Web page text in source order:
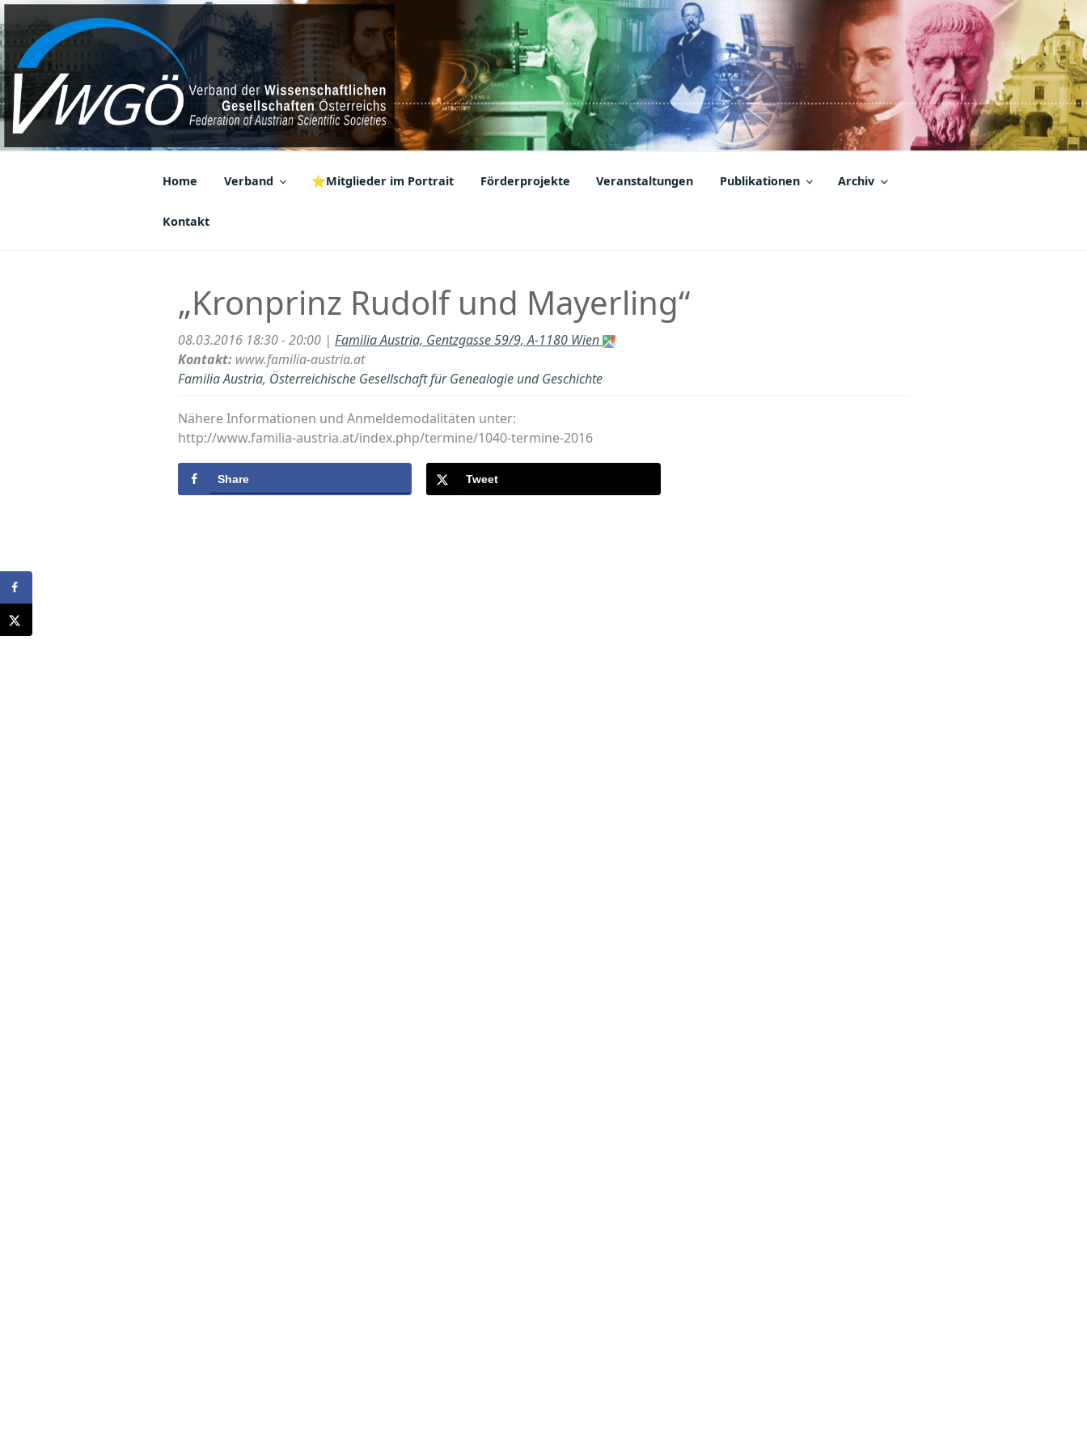
Zum
Inhalt
springen
VWGÖ
Federation of Austrian Scientific Societies
Home Verband ⭐Mitglieder im Portrait Förderprojekte Veranstaltungen Publikationen Archiv
Kontakt
„Kronprinz Rudolf und Mayerling“
08.03.2016 18:30 - 20:00 | Familia Austria, Gentzgasse 59/9, A-1180 Wien
Kontakt: www.familia-austria.at
Familia Austria, Österreichische Gesellschaft für Genealogie und Geschichte
Nähere Informationen und Anmeldemodalitäten unter:
http://www.familia-austria.at/index.php/termine/1040-termine-2016
Share Tweet